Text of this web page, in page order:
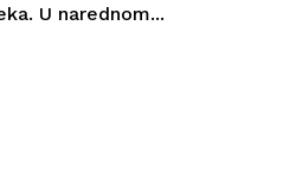
U narednom...